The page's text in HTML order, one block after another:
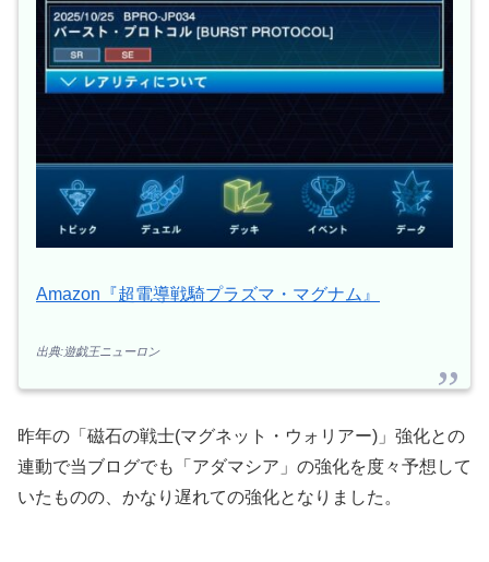
Amazon『超電導戦騎プラズマ・マグナム』
出典:遊戯王ニューロン
昨年の「磁石の戦士(マグネット・ウォリアー)」強化との
連動で当ブログでも「アダマシア」の強化を度々予想して
いたものの、かなり遅れての強化となりました。